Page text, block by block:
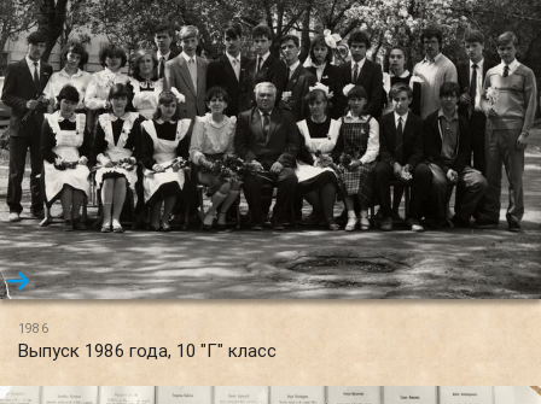
1986
Выпуск 1986 года, 10 "Г" класс